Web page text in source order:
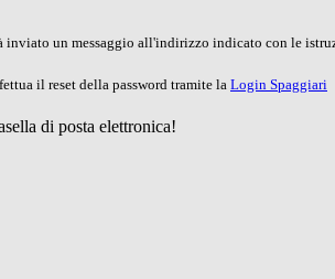
inviato un messaggio all'indirizzo indicato con le
il reset della password tramite la Login Spaggiari
di posta elettronica!